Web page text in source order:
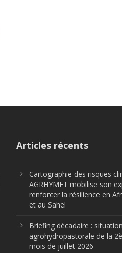
Articles récents
Cartographie des risques
AGRHYMET mobilise son
renforcer la résilience en
et au Sahel
Briefing décadaire : situation
agrohydropastorale de la
mois de juillet 2026